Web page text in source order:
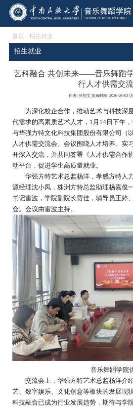
招生就业
首页 - 招生就业
艺科融合 共创未来——音乐舞蹈
行人才供需交
作者: 张智文 发布时间: 2026-03-03
为深化校企合作，推动艺术与科技深
代需求的高素质艺术人才，1月14日下午
与华强方特文化科技集团股份有限公司（
人才供需交流会。会议围绕人才培养、实
开深入交流，并共同签署《人才供需合作
动平台，促进学生高质量就业。
华强方特艺术总监杨洋，孝感方特人
源经理沈小凤，株洲方特总监助理杨嘉俊
书记雷波，学院副院长贾佳，辅导员王婷
会。会议由雷波主持。
音乐舞蹈学院
交流会上，华强方特艺术总监杨洋介
艺、数字娱乐、文化创意等板块的发展现
科技融合已成为行业发展趋势，期待与学